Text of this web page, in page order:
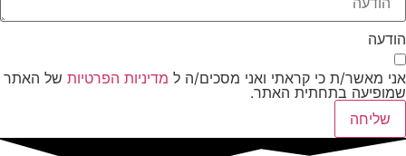
הודעה
אני מאשר/ת כי קראתי ואני מסכים/ה ל מדיניות הפרטיות של האתר
שמופיעה בתחתית האתר.
שליחה